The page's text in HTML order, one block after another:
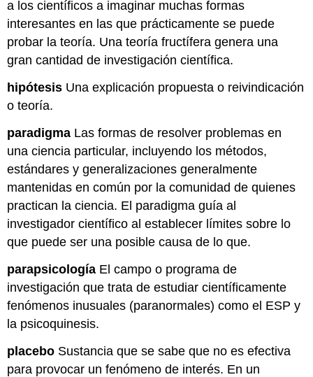
a los científicos a imaginar muchas formas
interesantes en las que prácticamente se puede
probar la teoría. Una teoría fructífera genera una
gran cantidad de investigación científica.
hipótesis Una explicación propuesta o reivindicación
o teoría.
paradigma Las formas de resolver problemas en
una ciencia particular, incluyendo los métodos,
estándares y generalizaciones generalmente
mantenidas en común por la comunidad de quienes
practican la ciencia. El paradigma guía al
investigador científico al establecer límites sobre lo
que puede ser una posible causa de lo que.
parapsicología El campo o programa de
investigación que trata de estudiar científicamente
fenómenos inusuales (paranormales) como el ESP y
la psicoquinesis.
placebo Sustancia que se sabe que no es efectiva
para provocar un fenómeno de interés. En un